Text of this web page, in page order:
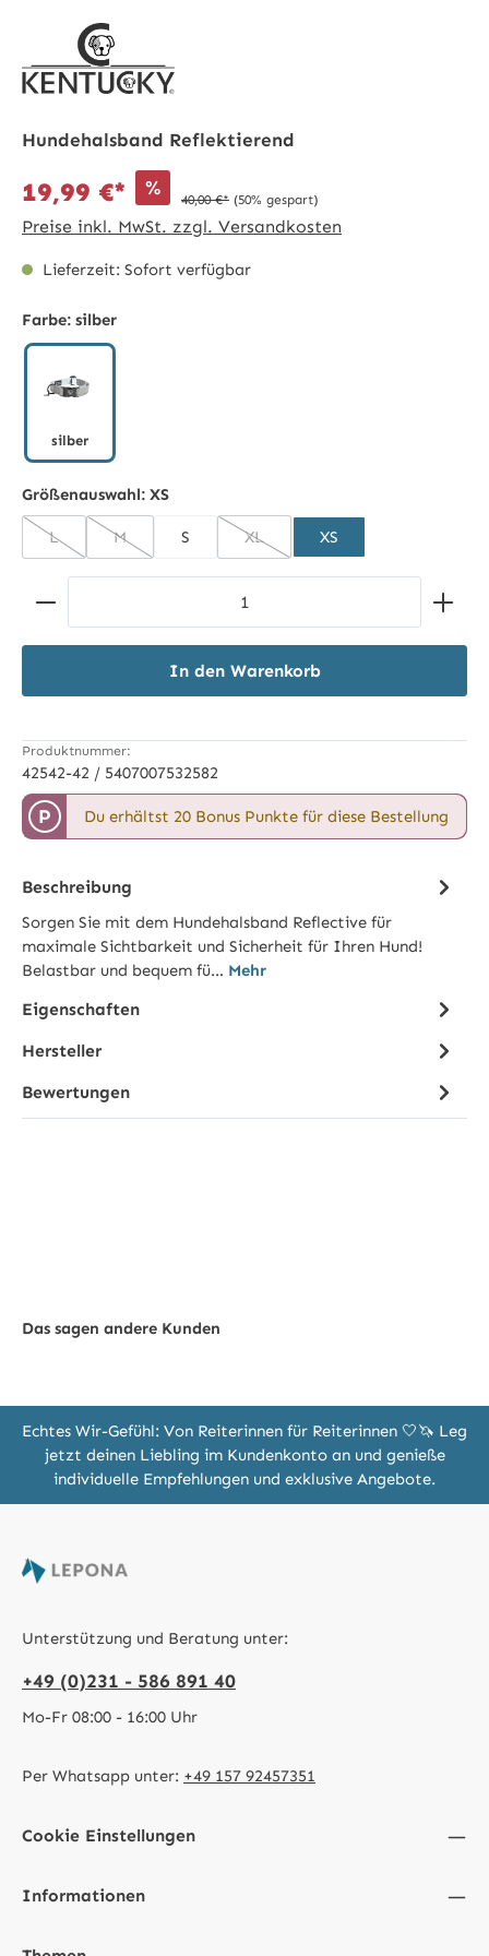
Hundehalsband Reflektierend
19,99 €* % 40,00 €* (50% gespart)
Preise inkl. MwSt. zzgl. Versandkosten
Lieferzeit: Sofort verfügbar
Farbe: silber
silber
Größenauswahl: XS
L
(Diese Option ist zurzeit nicht verfügbar.)
M
(Diese Option ist zurzeit nicht verfügbar.)
S XL
(Diese Option ist zurzeit nicht
XS
Produkt Anzahl: Gib den gewünschten Wert ein
In den Warenkorb
Produktnummer:
42542-42 / 5407007532582
P Du erhältst 20 Bonus Punkte für diese Bestellung
Beschreibung
Sorgen Sie mit dem Hundehalsband Reflective für
maximale Sichtbarkeit und Sicherheit für Ihren Hund!
Belastbar und bequem fü… Mehr
Eigenschaften
Hersteller
Bewertungen
Das sagen andere Kunden
Echtes Wir-Gefühl: Von Reiterinnen für Reiterinnen 🤍🦄 Leg
jetzt deinen Liebling im Kundenkonto an und genieße
individuelle Empfehlungen und exklusive Angebote.
Unterstützung und Beratung unter:
+49 (0)231 - 586 891 40
Mo-Fr 08:00 - 16:00 Uhr
Per Whatsapp unter: +49 157 92457351
Cookie Einstellungen
Informationen